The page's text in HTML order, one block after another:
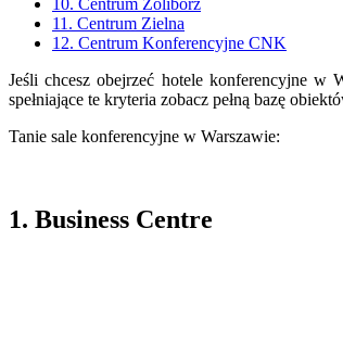
11. Centrum Zielna
12. Centrum Konferencyjne CNK
Jeśli chcesz obejrzeć hotele konferencyjne w
spełniające te kryteria zobacz pełną bazę
Tanie sale konferencyjne w Warszawie:
1. Business Centre